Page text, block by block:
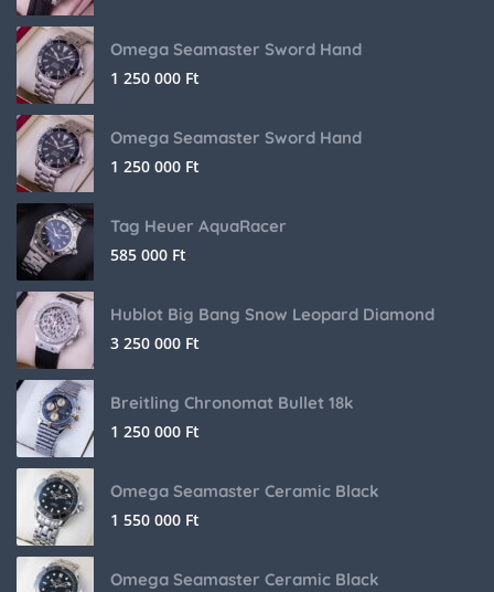
Omega Seamaster Sword Hand
1 250 000 Ft
Omega Seamaster Sword Hand
1 250 000 Ft
Tag Heuer AquaRacer
585 000 Ft
Hublot Big Bang Snow Leopard Diamond
3 250 000 Ft
Breitling Chronomat Bullet 18k
1 250 000 Ft
Omega Seamaster Ceramic Black
1 550 000 Ft
Omega Seamaster Ceramic Black